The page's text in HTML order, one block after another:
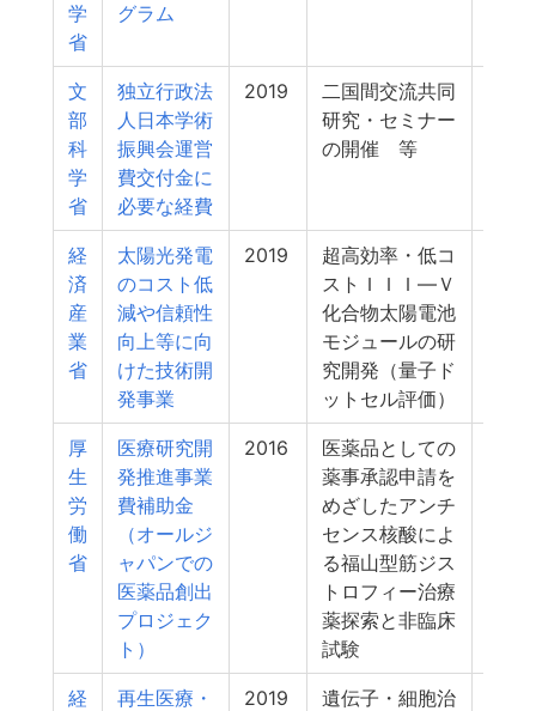
学
省
グラム
文
部
科
学
省
独立行政法
人日本学術
振興会運営
費交付金に
必要な経費
2019
二国間交流共同
研究・セミナー
の開催 等
経
済
産
業
省
太陽光発電
のコスト低
減や信頼性
向上等に向
けた技術開
発事業
2019
超高効率・低コ
ストＩＩＩ―Ｖ
化合物太陽電池
モジュールの研
究開発（量子ド
ットセル評価）
厚
生
労
働
省
医療研究開
発推進事業
費補助金
（オールジ
ャパンでの
医薬品創出
プロジェク
ト）
2016
医薬品としての
薬事承認申請を
めざしたアンチ
センス核酸によ
る福山型筋ジス
トロフィー治療
薬探索と非臨床
試験
経
再生医療・
2019
遺伝子・細胞治